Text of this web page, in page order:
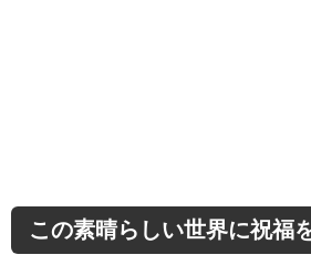
この素晴らしい世界に祝福